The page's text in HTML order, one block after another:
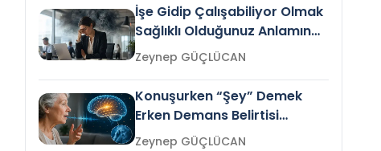
İşe Gidip Çalışabiliyor Olmak
Sağlıklı Olduğunuz Anlamına
Gelir mi?Zeynep GÜÇLÜCAN
Konuşurken “Şey” Demek
Erken Demans Belirtisi
Olabilir mi?Zeynep GÜÇLÜCAN